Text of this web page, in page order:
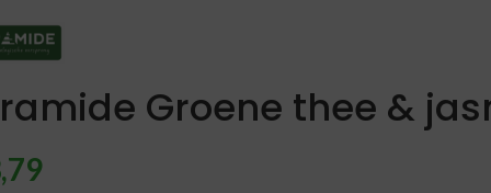
Groene thee &